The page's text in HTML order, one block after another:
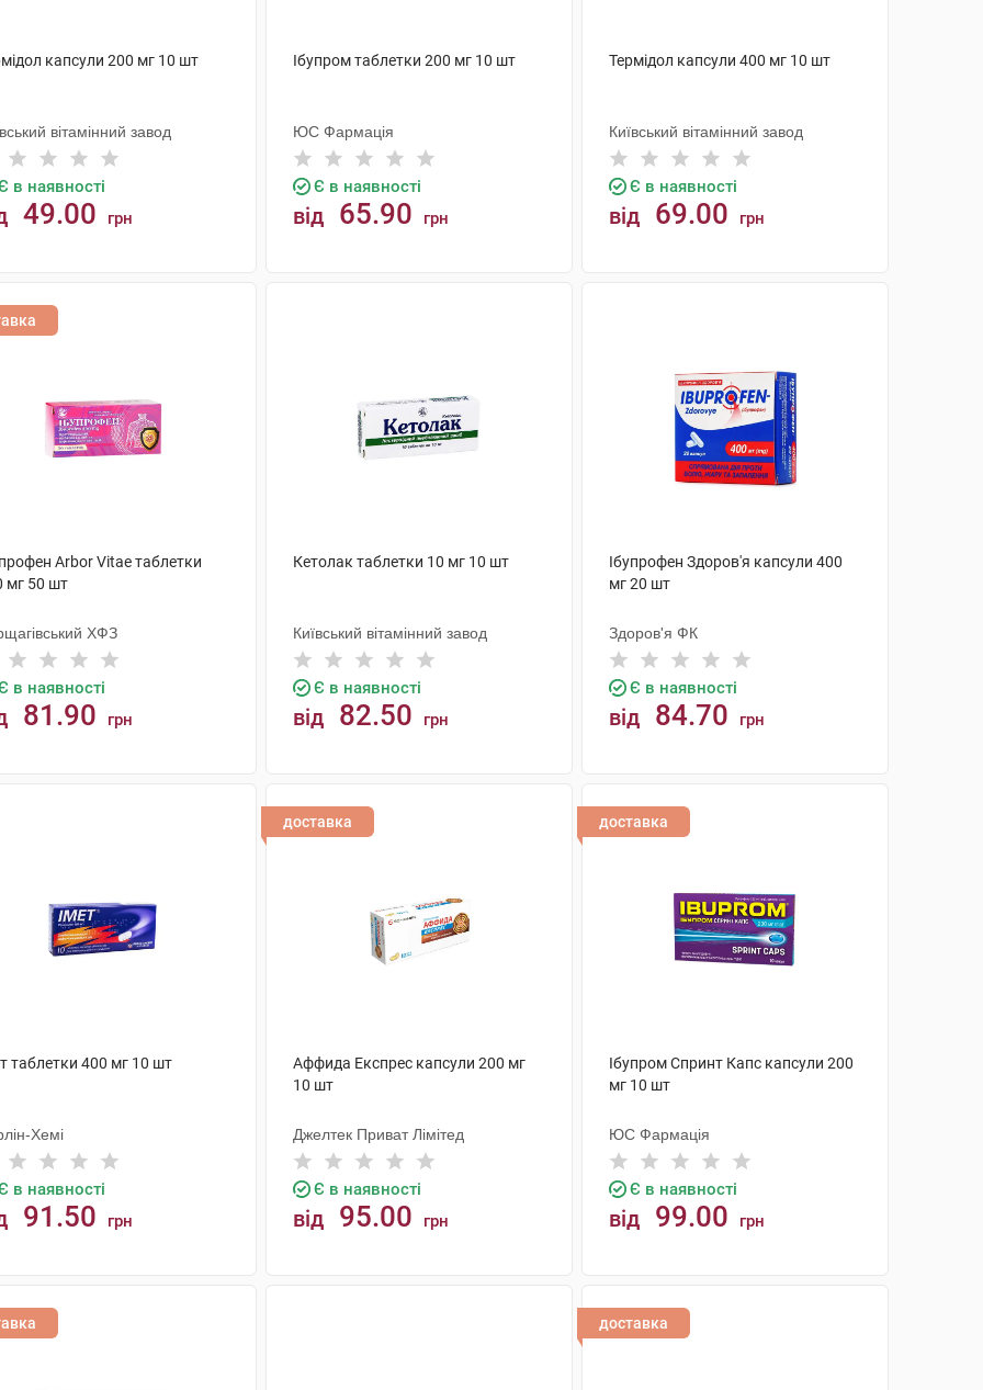
капсули 200 мг 10 шт
вітамінний завод
в наявності
49.00 грн
Ібупром таблетки 200 мг 10 шт
ЮС Фармація
Є в наявності
від 65.90 грн
Термідол капсули 400 мг 10 шт
Київський вітамінний завод
Є в наявності
від 69.00 грн
Arbor Vitae таблетки
мг 50 шт
ХФЗ
в наявності
81.90 грн
Кетолак таблетки 10 мг 10 шт
Київський вітамінний завод
Є в наявності
від 82.50 грн
Ібупрофен Здоров'я капсули 400
мг 20 шт
Здоров'я ФК
Є в наявності
від 84.70 грн
таблетки 400 мг 10 шт
Хемі
в наявності
91.50 грн
доставка
Аффида Експрес капсули 200 мг
10 шт
Джелтек Приват Лімітед
Є в наявності
від 95.00 грн
доставка
Ібупром Спринт Капс капсули 200
мг 10 шт
ЮС Фармація
Є в наявності
від 99.00 грн
доставка